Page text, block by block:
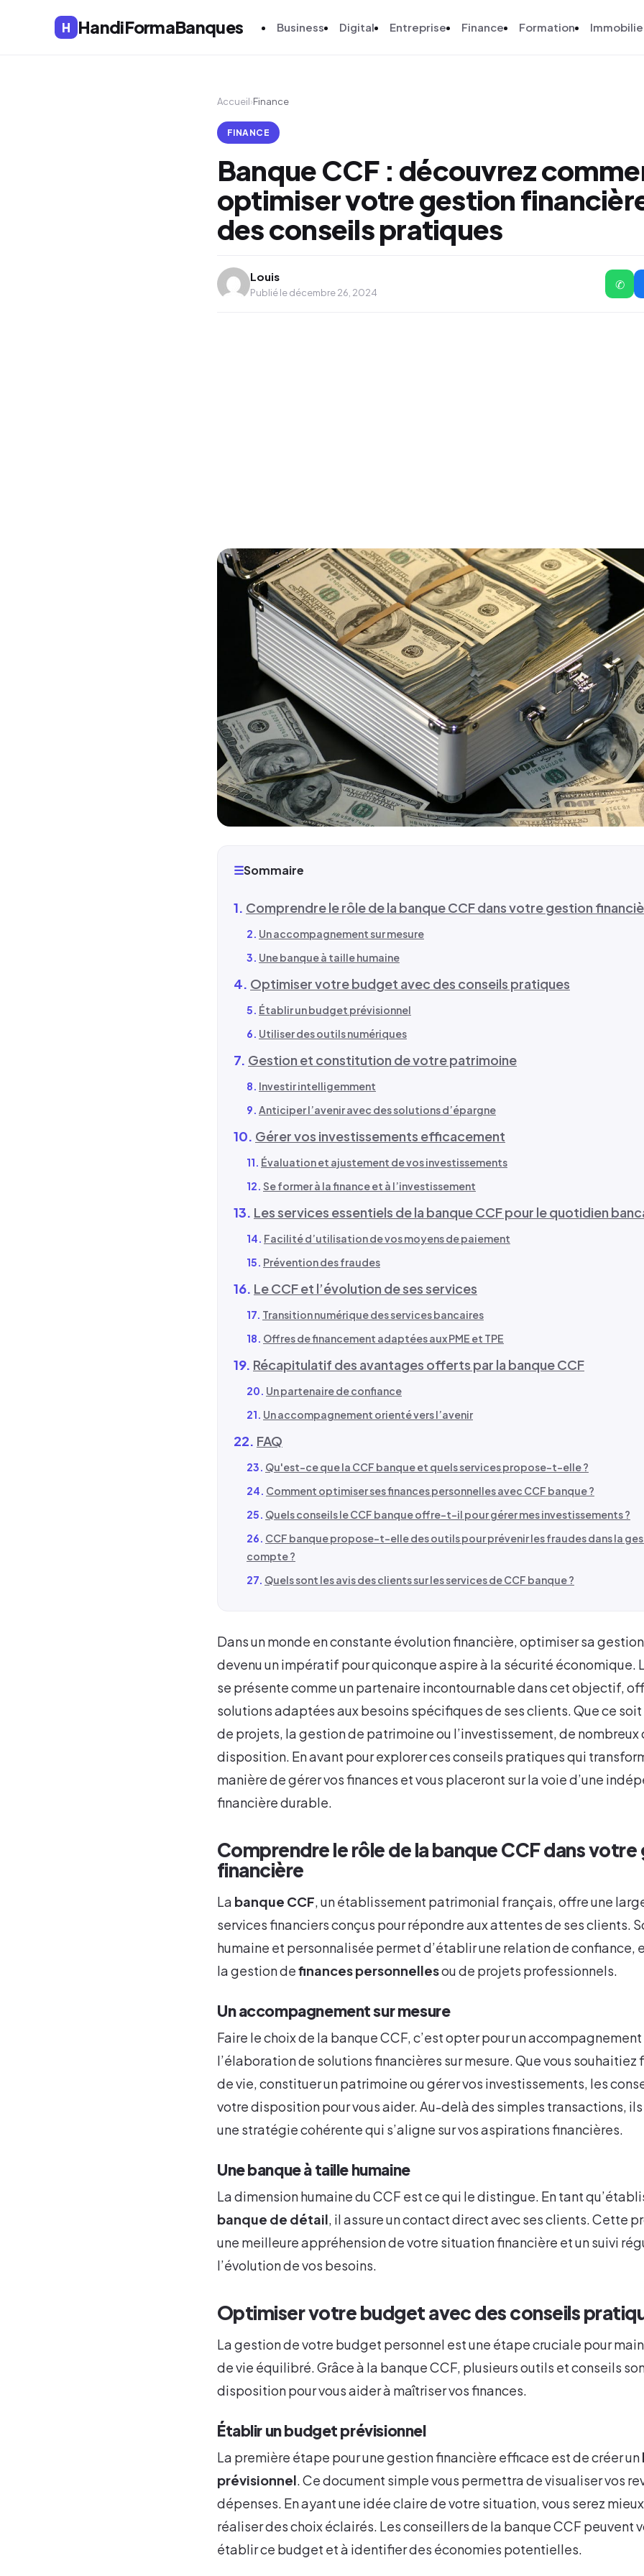
H HandiFormaBanques Business Digital Entreprise Finance Formation
Accueil›Finance
FINANCE
Banque CCF : découvrez
optimiser votre gestion
des conseils pratiques
Louis
Publié le décembre 26, 2024
✆
☰Sommaire
Comprendre le rôle de la banque CCF dans votre gestion
Un accompagnement sur mesure
Une banque à taille humaine
Optimiser votre budget avec des conseils pratiques
Établir un budget prévisionnel
Utiliser des outils numériques
Gestion et constitution de votre patrimoine
Investir intelligemment
Anticiper l’avenir avec des solutions d’épargne
Gérer vos investissements efficacement
Évaluation et ajustement de vos investissements
Se former à la finance et à l’investissement
Les services essentiels de la banque CCF pour le quotidien
Facilité d’utilisation de vos moyens de paiement
Prévention des fraudes
Le CCF et l’évolution de ses services
Transition numérique des services bancaires
Offres de financement adaptées aux PME et TPE
Récapitulatif des avantages offerts par la banque CCF
Un partenaire de confiance
Un accompagnement orienté vers l’avenir
FAQ
Qu'est-ce que la CCF banque et quels services propose-t-elle ?
Comment optimiser ses finances personnelles avec CCF banque ?
Quels conseils le CCF banque offre-t-il pour gérer mes investissements ?
CCF banque propose-t-elle des outils pour prévenir les fraudes dans la
compte ?
Quels sont les avis des clients sur les services de CCF banque ?
Dans un monde en constante évolution financière, optimiser sa
devenu un impératif pour quiconque aspire à la sécurité économique.
se présente comme un partenaire incontournable dans cet objectif,
solutions adaptées aux besoins spécifiques de ses clients. Que ce
de projets, la gestion de patrimoine ou l’investissement, de nombreux
disposition. En avant pour explorer ces conseils pratiques qui
manière de gérer vos finances et vous placeront sur la voie d’une
financière durable.
Comprendre le rôle de la banque CCF dans
financière
La banque CCF, un établissement patrimonial français, offre une
services financiers conçus pour répondre aux attentes de ses clients.
humaine et personnalisée permet d’établir une relation de confiance,
la gestion definances personnellesou de projets professionnels.
Un accompagnement sur mesure
Faire le choix de la banque CCF, c’est opter pour un
l’élaboration de solutions financières sur mesure. Que vous souhaitiez
de vie, constituer un patrimoine ou gérer vos investissements, les
votre disposition pour vous aider. Au-delà des simples transactions,
une stratégie cohérente qui s’aligne sur vos aspirations financières.
Une banque à taille humaine
La dimension humaine du CCF est ce qui le distingue. En tant
banque de détail, il assure un contact direct avec ses clients. Cette
une meilleure appréhension de votre situation financière et un suivi
l’évolution de vos besoins.
Optimiser votre budget avec des conseils
La gestion de votre budget personnel est une étape cruciale pour
de vie équilibré. Grâce à la banque CCF, plusieurs outils et conseils
disposition pour vous aider à maîtriser vos finances.
Établir un budget prévisionnel
La première étape pour une gestion financière efficace est de créer un
prévisionnel. Ce document simple vous permettra de visualiser vos
dépenses. En ayant une idée claire de votre situation, vous serez
réaliser des choix éclairés. Les conseillers de la banque CCF peuvent
établir ce budget et à identifier des économies potentielles.